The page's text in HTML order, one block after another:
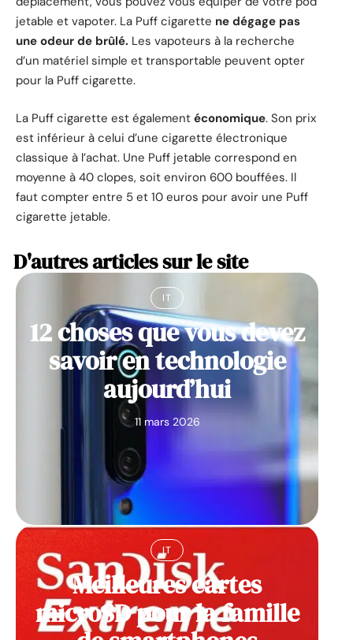
jetable et vapoter. La Puff cigarette ne dégage pas
une odeur de brûlé. Les vapoteurs à la recherche
d’un matériel simple et transportable peuvent opter
pour la Puff cigarette.
La Puff cigarette est également économique. Son prix
est inférieur à celui d’une cigarette électronique
classique à l’achat. Une Puff jetable correspond en
moyenne à 40 clopes, soit environ 600 bouffées. Il
faut compter entre 5 et 10 euros pour avoir une Puff
cigarette jetable.
D'autres articles sur le site
IT
12 choses que vous devez
savoir en technologie
aujourd’hui
11 mars 2026
IT
Meilleures cartes
microSD pour la famille